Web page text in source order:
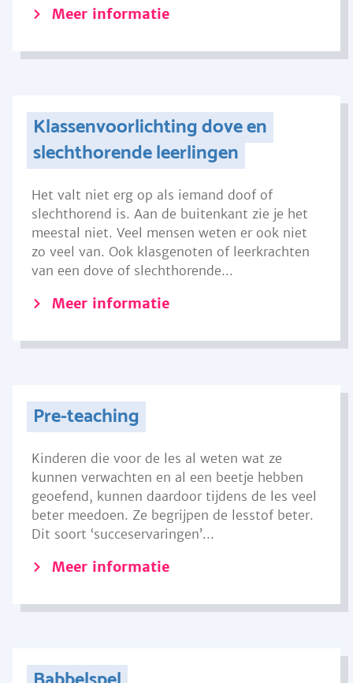
Meer informatie
Klassenvoorlichting dove en
slechthorende leerlingen
Het valt niet erg op als iemand doof of
slechthorend is. Aan de buitenkant zie je het
meestal niet. Veel mensen weten er ook niet
zo veel van. Ook klasgenoten of leerkrachten
van een dove of slechthorende...
Meer informatie
Pre-teaching
Kinderen die voor de les al weten wat ze
kunnen verwachten en al een beetje hebben
geoefend, kunnen daardoor tijdens de les veel
beter meedoen. Ze begrijpen de lesstof beter.
Dit soort ‘succeservaringen’...
Meer informatie